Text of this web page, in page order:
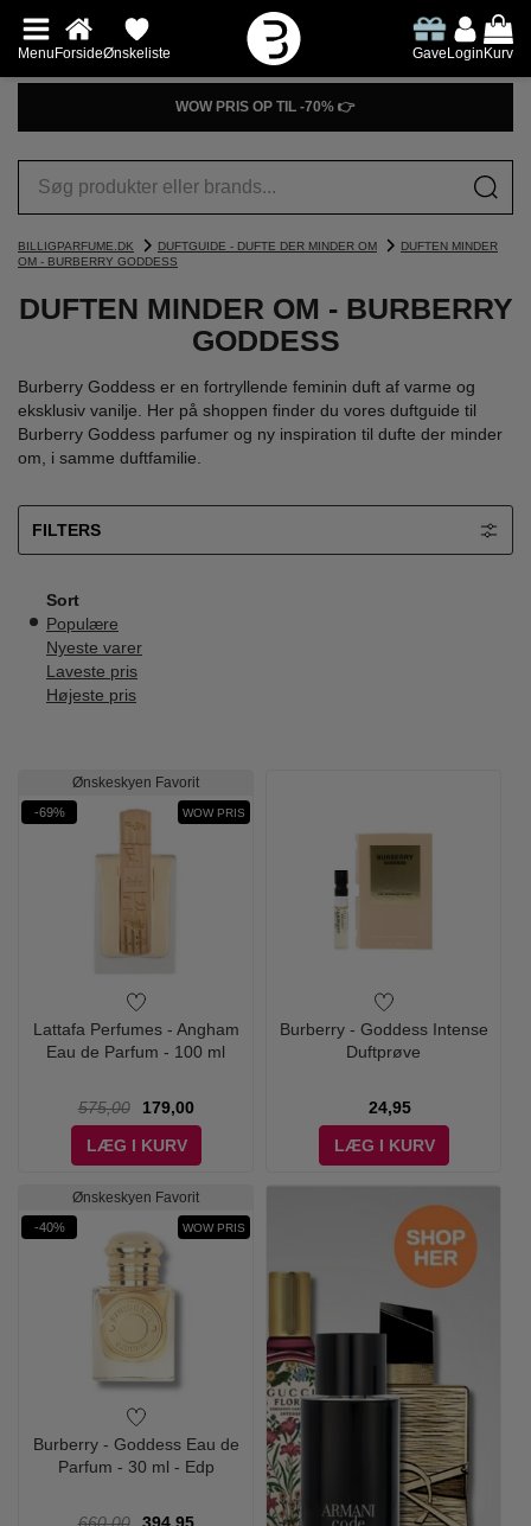
MenuForsideØnskeliste GaveLoginKurv
WOW PRIS OP TIL -70% 👉
BILLIGPARFUME.DK DUFTGUIDE - DUFTE DER MINDER OM
DUFTEN MINDER
OM - BURBERRY GODDESS
DUFTEN MINDER OM - BURBERRY
GODDESS
Burberry Goddess er en fortryllende feminin duft af varme og
eksklusiv vanilje. Her på shoppen finder du vores duftguide til
Burberry Goddess parfumer og ny inspiration til dufte der minder
om, i samme duftfamilie.
FILTERS
Sort
Populære
Nyeste varer
Laveste pris
Højeste pris
Ønskeskyen Favorit
-69% WOW PRIS
Lattafa Perfumes - Angham
Eau de Parfum - 100 ml
575,00
179,00
LÆG I KURV
Burberry - Goddess Intense
Duftprøve
24,95
LÆG I KURV
Ønskeskyen Favorit
-40% WOW PRIS
Burberry - Goddess Eau de
Parfum - 30 ml - Edp